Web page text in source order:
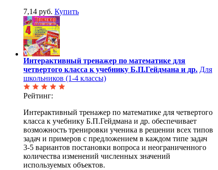
7,14 руб. Купить
Интерактивный тренажер по математике для
четвертого класса к учебнику Б.П.Гейдмана и др. Для
школьников (1-4 классы)
Рейтинг:
Интерактивный тренажер по математике для четвертого
класса к учебнику Б.П.Гейдмана и др. обеспечивает
возможность тренировки ученика в решении всех типов
задач и примеров с предложением в каждом типе задач
3-5 вариантов постановки вопроса и неограниченного
количества изменений численных значений
используемых объектов.